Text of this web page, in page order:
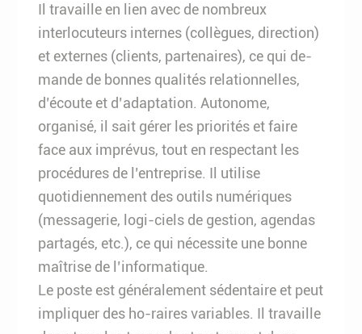
Il travaille en lien avec de nombreux
interlocuteurs internes (collègues, direction)
et externes (clients, partenaires), ce qui de-
mande de bonnes qualités relationnelles,
d’écoute et d’adaptation. Autonome,
organisé, il sait gérer les priorités et faire
face aux imprévus, tout en respectant les
procédures de l’entreprise. Il utilise
quotidiennement des outils numériques
(messagerie, logi-ciels de gestion, agendas
partagés, etc.), ce qui nécessite une bonne
maîtrise de l’informatique.
Le poste est généralement sédentaire et peut
impliquer des ho-raires variables. Il travaille